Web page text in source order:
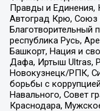
Правды и Единения,
Автоград Крю, Союз
Благотворительный
республика Русь,
Башкорт, Нация и
Дафа, Иртыш Ultras,
Новокузнецк/РПК,
борьбы с
Навального, Совет
Краснодара,